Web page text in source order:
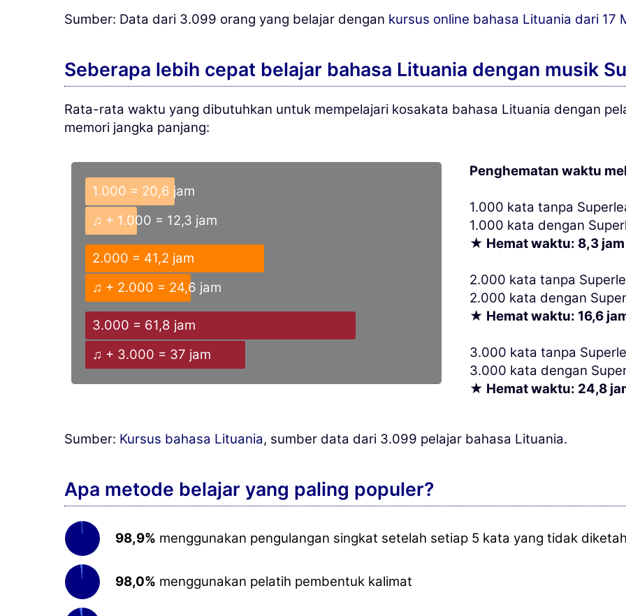
Sumber: Data dari 3.099 orang yang belajar dengan kursus online bahasa Lituania dari 17
Seberapa lebih cepat belajar bahasa Lituania dengan musik
Rata-rata waktu yang dibutuhkan untuk mempelajari kosakata bahasa Lituania dengan
memori jangka panjang:
1.000 = 20,6 jam
♫ + 1.000 = 12,3 jam
2.000 = 41,2 jam
♫ + 2.000 = 24,6 jam
3.000 = 61,8 jam
♫ + 3.000 = 37 jam
Penghematan waktu
1.000 kata tanpa
1.000 kata dengan
★ Hemat waktu: 8,3 jam
2.000 kata tanpa
2.000 kata dengan
★ Hemat waktu: 16,6
3.000 kata tanpa
3.000 kata dengan
★ Hemat waktu: 24,8
Sumber: Kursus bahasa Lituania, sumber data dari 3.099 pelajar bahasa Lituania.
Apa metode belajar yang paling populer?
98,9% menggunakan pengulangan singkat setelah setiap 5 kata yang tidak
98,0% menggunakan pelatih pembentuk kalimat